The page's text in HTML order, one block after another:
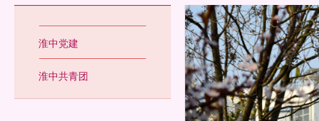
淮中党建
淮中共青团